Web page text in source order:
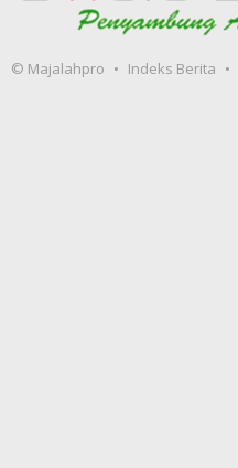
© Majalahpro Indeks Berita